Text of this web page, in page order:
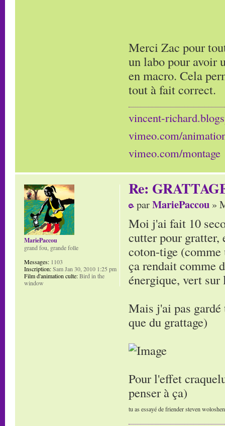
Merci Zac pour
un labo pour avoir
en macro. Cela
tout à fait correct.
vincent-
vimeo.com/
vimeo.com/montage
Re:
parMariePaccou »
Moi j'ai fait 10
cutter pour gratter,
coton-tige
ça rendait comme
énergique, vert sur
Mais j'ai pas
que du grattage)
Pour l'effet
penser à ça)
tu as essayé de friender steven
MariePaccou
grand fou, grande folle
Messages: 1103
Inscription:Sam Jan 30, 2010 1:25 pm
Film d'animation culte:Bird in the
window